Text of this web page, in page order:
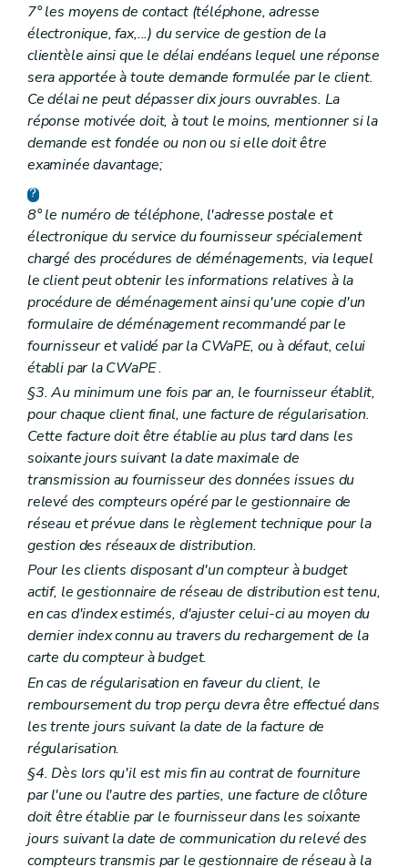
7° les moyens de contact (téléphone, adresse
électronique, fax,...) du service de gestion de la
clientèle ainsi que le délai endéans lequel une réponse
sera apportée à toute demande formulée par le client.
Ce délai ne peut dépasser dix jours ouvrables. La
réponse motivée doit, à tout le moins, mentionner si la
demande est fondée ou non ou si elle doit être
examinée davantage;
8° le numéro de téléphone, l'adresse postale et
électronique du service du fournisseur spécialement
chargé des procédures de déménagements, via lequel
le client peut obtenir les informations relatives à la
procédure de déménagement ainsi qu'une copie d'un
formulaire de déménagement recommandé par le
fournisseur et validé par la CWaPE, ou à défaut, celui
établi par la CWaPE.
§3. Au minimum une fois par an, le fournisseur établit,
pour chaque client final, une facture de régularisation.
Cette facture doit être établie au plus tard dans les
soixante jours suivant la date maximale de
transmission au fournisseur des données issues du
relevé des compteurs opéré par le gestionnaire de
réseau et prévue dans le règlement technique pour la
gestion des réseaux de distribution.
Pour les clients disposant d'un compteur à budget
actif, le gestionnaire de réseau de distribution est tenu,
en cas d'index estimés, d'ajuster celui-ci au moyen du
dernier index connu au travers du rechargement de la
carte du compteur à budget.
En cas de régularisation en faveur du client, le
remboursement du trop perçu devra être effectué dans
les trente jours suivant la date de la facture de
régularisation.
§4. Dès lors qu'il est mis fin au contrat de fourniture
par l'une ou l'autre des parties, une facture de clôture
doit être établie par le fournisseur dans les soixante
jours suivant la date de communication du relevé des
compteurs transmis par le gestionnaire de réseau à la